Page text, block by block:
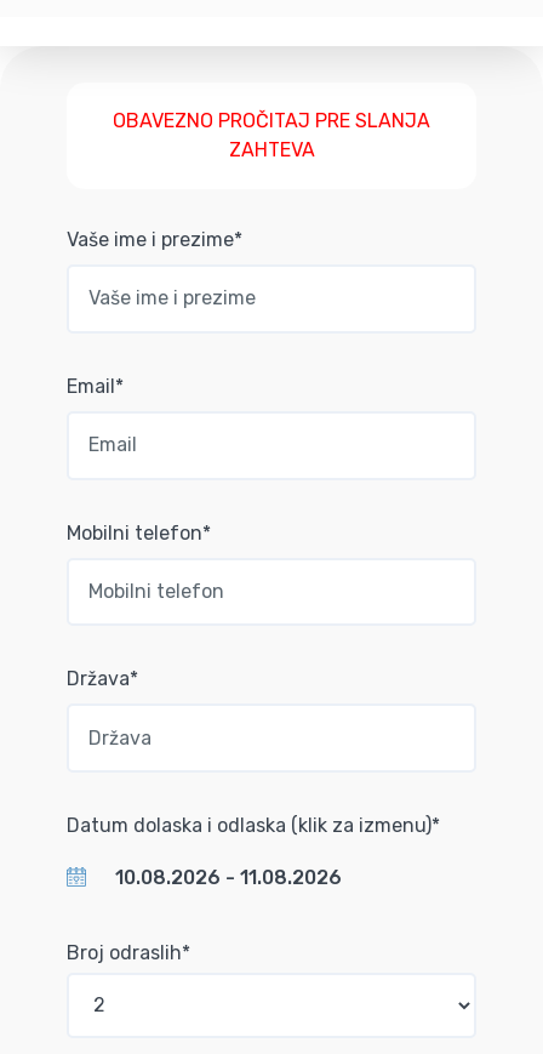
OBAVEZNO PROČITAJ PRE SLANJA
ZAHTEVA
Vaše ime i prezime*
Email*
Mobilni telefon*
Država*
Datum dolaska i odlaska (klik za izmenu)*
Broj odraslih*